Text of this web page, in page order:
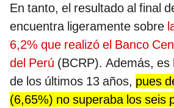
En tanto, el resultado al final
encuentra ligeramente sobre
6,2% que realizó el Banco
del Perú (BCRP). Además,
de los últimos 13 años, pues
(6,65%) no superaba los seis